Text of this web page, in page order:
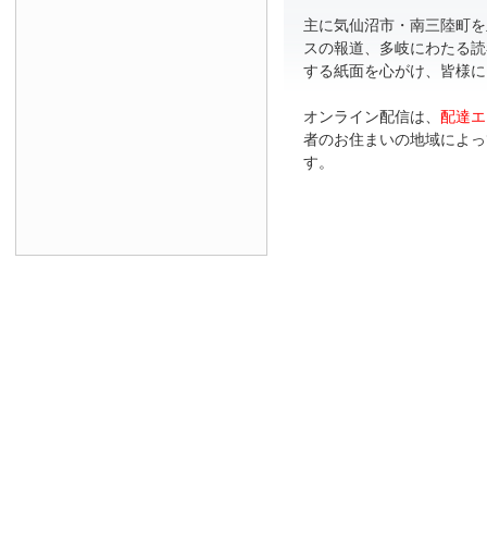
主に気仙沼市・南三陸町
スの報道、多岐にわたる
する紙面を心がけ、皆様
オンライン配信は、 配達
者のお住まいの地域によ
す。